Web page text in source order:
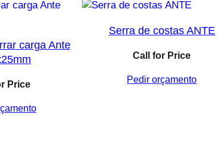
carga Ante
Price
Serra de costas ANTE
Call for Price
Pedir orçamento